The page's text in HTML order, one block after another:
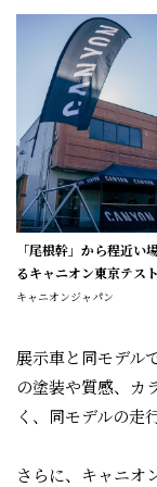
「尾根幹」から程近い
るキャニオン東京テス
キャニオンジャパン
展示車と同モデル
の塗装や質感、カ
く、同モデルの走
さらに、キャニオ